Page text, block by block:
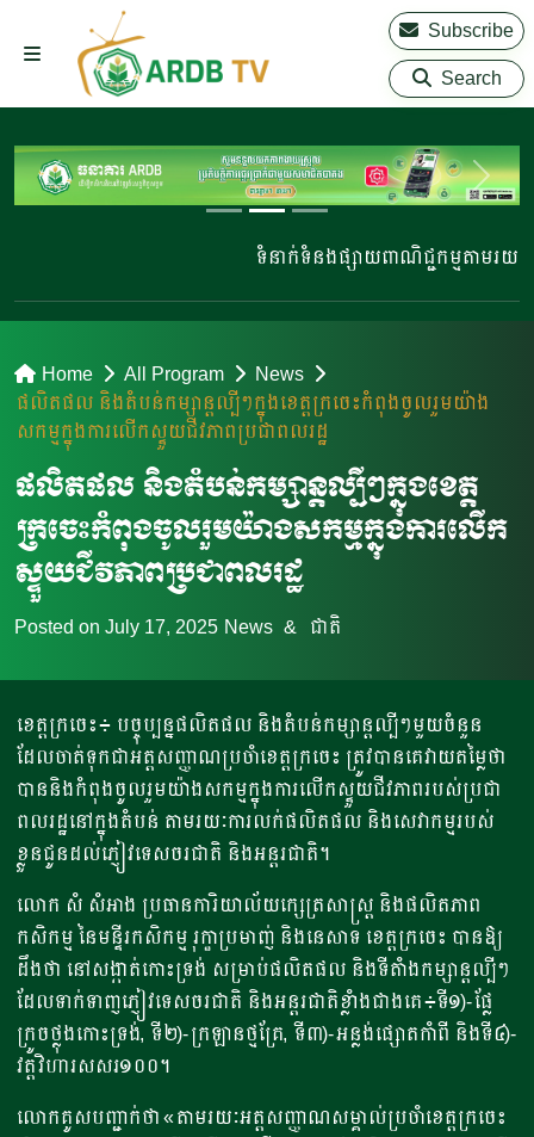
Subscribe
Search
ទំនាក់ទំនងផ្សាយពាណិជ្ជកម្មតាមរយៈ
Home All Program
News
ផលិតផល និងតំបន់កម្សាន្តល្បីៗក្នុងខេត្តក្រចេះកំពុងចូលរួមយ៉ាង
សកម្មក្នុងការលើកស្ទួយជីវភាពប្រជាពលរដ្ឋ
ផលិតផល និងតំបន់កម្សាន្តល្បីៗក្នុងខេត្ត
ក្រចេះកំពុងចូលរួមយ៉ាងសកម្មក្នុងការលើក
ស្ទួយជីវភាពប្រជាពលរដ្ឋ
Posted on July 17, 2025 News & ជាតិ
ខេត្តក្រចេះ៖ បច្ចុប្បន្នផលិតផល និងតំបន់កម្សាន្តល្បីៗមួយចំនួន
ដែលចាត់ទុកជាអត្តសញ្ញាណប្រចាំខេត្តក្រចេះ ត្រូវបានគេវាយតម្លៃថា
បាននិងកំពុងចូលរួមយ៉ាងសកម្មក្នុងការលើកស្ទួយជីវភាពរបស់ប្រជា
ពលរដ្ឋនៅក្នុងតំបន់ តាមរយៈការលក់ផលិតផល និងសេវាកម្មរបស់
ខ្លួនជូនដល់ភ្ញៀវទេសចរជាតិ និងអន្តរជាតិ។
លោក សំ សំអាង ប្រធានការិយាល័យក្សេត្រសាស្រ្ត និងផលិតភាព
កសិកម្ម នៃមន្ទីរកសិកម្ម រុក្ខាប្រមាញ់ និងនេសាទ ខេត្តក្រចេះ បានឱ្យ
ដឹងថា នៅសង្កាត់កោះទ្រង់ សម្រាប់ផលិតផល និងទីតាំងកម្សាន្តល្បីៗ
ដែលទាក់ទាញភ្ញៀវទេសចរជាតិ និងអន្តរជាតិខ្លាំងជាងគេ៖ទី១)-ផ្លែ
ក្រូចថ្លុងកោះទ្រង់, ទី២)-ក្រឡានថ្មគ្រែ, ទី៣)-អន្លង់ផ្សោតកាំពី និងទី៤)-
វត្តវិហារសសរ១០០។
លោកគូសបញ្ជាក់ថា «តាមរយៈអត្តសញ្ញាណសម្គាល់ប្រចាំខេត្តក្រចេះ